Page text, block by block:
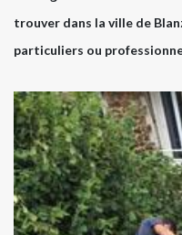
trouver dans la ville de
particuliers ou